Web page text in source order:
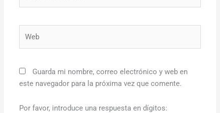
Guarda mi nombre, correo electrónico y web en
este navegador para la próxima vez que comente.
Por favor, introduce una respuesta en dígitos: